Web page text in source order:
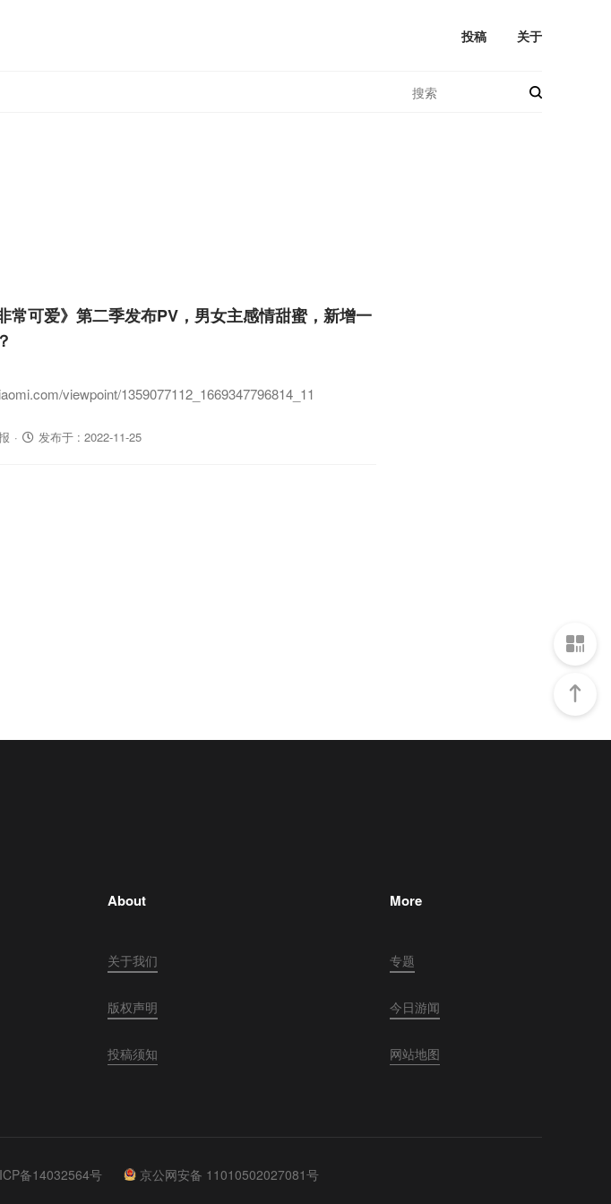
投稿 关于
· 发布于 : 2022-11-25
常可爱》第二季发布PV，男女主感情甜蜜，新增一
？
viewpoint/1359077112_1669347796814_11
About
关于我们
版权声明
投稿须知
More
专题
今日游闻
网站地图
备14032564号 京公网安备 11010502027081号